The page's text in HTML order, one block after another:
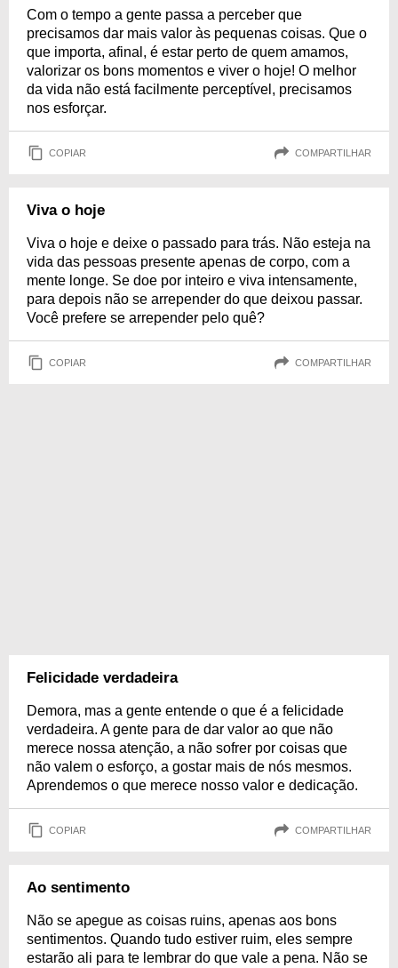
Com o tempo a gente passa a perceber que
precisamos dar mais valor às pequenas coisas. Que o
que importa, afinal, é estar perto de quem amamos,
valorizar os bons momentos e viver o hoje! O melhor
da vida não está facilmente perceptível, precisamos
nos esforçar.
COPIAR COMPARTILHAR
Viva o hoje
Viva o hoje e deixe o passado para trás. Não esteja na
vida das pessoas presente apenas de corpo, com a
mente longe. Se doe por inteiro e viva intensamente,
para depois não se arrepender do que deixou passar.
Você prefere se arrepender pelo quê?
COPIAR COMPARTILHAR
Felicidade verdadeira
Demora, mas a gente entende o que é a felicidade
verdadeira. A gente para de dar valor ao que não
merece nossa atenção, a não sofrer por coisas que
não valem o esforço, a gostar mais de nós mesmos.
Aprendemos o que merece nosso valor e dedicação.
COPIAR COMPARTILHAR
Ao sentimento
Não se apegue as coisas ruins, apenas aos bons
sentimentos. Quando tudo estiver ruim, eles sempre
estarão ali para te lembrar do que vale a pena. Não se